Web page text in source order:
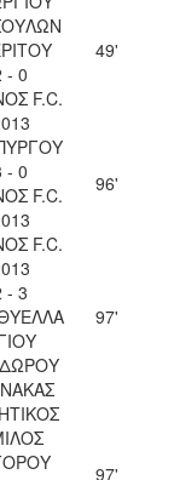
- 0
F.C.
49'
- 0
F.C.
96'
F.C.
- 3
97'
97'